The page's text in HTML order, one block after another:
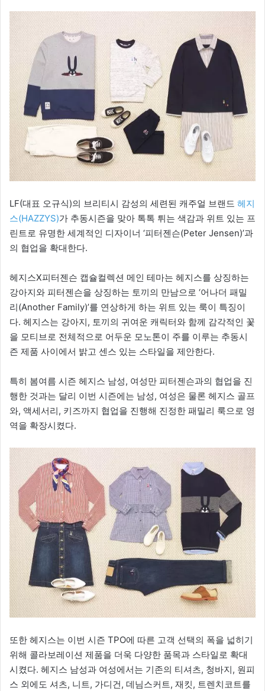
LF(대표 오규식)의 브리티시 감성의 세련된 캐주얼 브랜드 헤지
스(HAZZYS)가 추동시즌을 맞아 톡톡 튀는 색감과 위트 있는 프
린트로 유명한 세계적인 디자이너 ‘피터젠슨(Peter Jensen)’과
의 협업을 확대한다.
헤지스X피터젠슨 캡슐컬렉션 메인 테마는 헤지스를 상징하는
강아지와 피터젠슨을 상징하는 토끼의 만남으로 ‘어나더 패밀
리(Another Family)’를 연상하게 하는 위트 있는 룩이 특징이
다. 헤지스는 강아지, 토끼의 귀여운 캐릭터와 함께 감각적인 꽃
을 모티브로 전체적으로 어두운 모노톤이 주를 이루는 추동시
즌 제품 사이에서 밝고 센스 있는 스타일을 제안한다.
특히 봄여름 시즌 헤지스 남성, 여성만 피터젠슨과의 협업을 진
행한 것과는 달리 이번 시즌에는 남성, 여성은 물론 헤지스 골프
와, 액세서리, 키즈까지 협업을 진행해 진정한 패밀리 룩으로 영
역을 확장시켰다.
또한 헤지스는 이번 시즌 TPO에 따른 고객 선택의 폭을 넓히기
위해 콜라보레이션 제품을 더욱 다양한 품목과 스타일로 확대
시켰다. 헤지스 남성과 여성에서는 기존의 티셔츠, 청바지, 원피
스 외에도 셔츠, 니트, 가디건, 데님스커트, 재킷, 트렌치코트를